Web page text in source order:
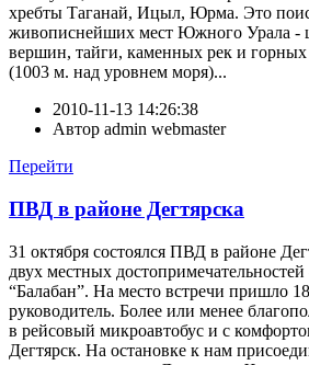
хребты Таганай, Ицыл, Юрма. Это
живописнейших мест Южного Урала -
вершин, тайги, каменных рек и
(1003 м. над уровнем моря)...
2010-11-13 14:26:38
Автор admin webmaster
Перейти
ПВД в районе Дегтярска
31 октября состоялся ПВД в районе
двух местных
“Балабан”. На место встречи пришло
руководитель. Более или менее
в рейсовый микроавтобус и с
Дегтярск. На остановке к нам